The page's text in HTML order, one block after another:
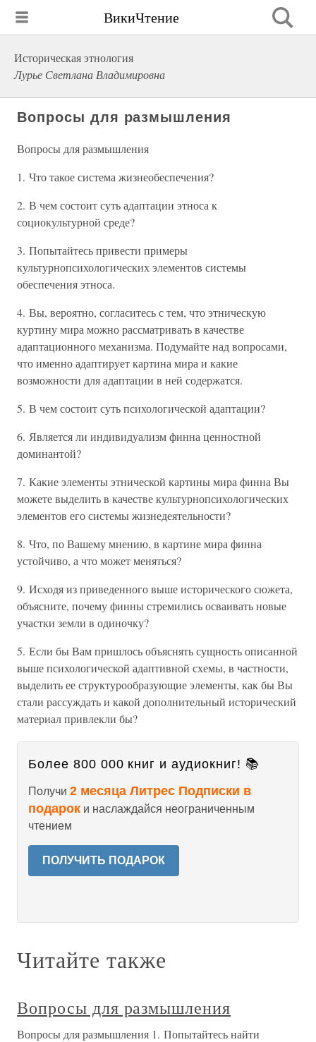
ВикиЧтение
Историческая этнология
Лурье Светлана Владимировна
Вопросы для размышления
Вопросы для размышления
1. Что такое система жизнеобеспечения?
2. В чем состоит суть адаптации этноса к
социокультурной среде?
3. Попытайтесь привести примеры
культурнопсихологических элементов системы
обеспечения этноса.
4. Вы, вероятно, согласитесь с тем, что этническую
куртину мира можно рассматривать в качестве
адаптационного механизма. Подумайте над вопросами,
что именно адаптирует картина мира и какие
возможности для адаптации в ней содержатся.
5. В чем состоит суть психологической адаптации?
6. Является ли индивидуализм финна ценностной
доминантой?
7. Какие элементы этнической картины мира финна Вы
можете выделить в качестве культурнопсихологических
элементов его системы жизнедеятельности?
8. Что, по Вашему мнению, в картине мира финна
устойчиво, а что может меняться?
9. Исходя из приведенного выше исторического сюжета,
объясните, почему финны стремились осваивать новые
участки земли в одиночку?
5. Если бы Вам пришлось объяснять сущность описанной
выше психологической адаптивной схемы, в частности,
выделить ее структурообразующие элементы, как бы Вы
стали рассуждать и какой дополнительный исторический
материал привлекли бы?
Более 800 000 книг и аудиокниг! 📚
Получи 2 месяца Литрес Подписки в
подарок и наслаждайся неограниченным
чтением
ПОЛУЧИТЬ ПОДАРОК
Читайте также
Вопросы для размышления
Вопросы для размышления 1. Попытайтесь найти